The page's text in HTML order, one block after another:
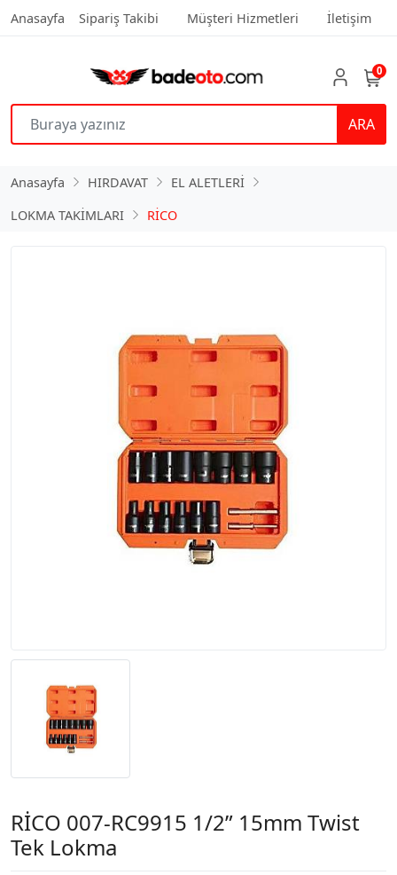
Anasayfa Sipariş Takibi Müşteri Hizmetleri İletişim
ARA
0
Anasayfa HIRDAVAT
EL ALETLERİ
LOKMA TAKİMLARI
RİCO
RİCO 007-RC9915 1/2” 15mm Twist
Tek Lokma